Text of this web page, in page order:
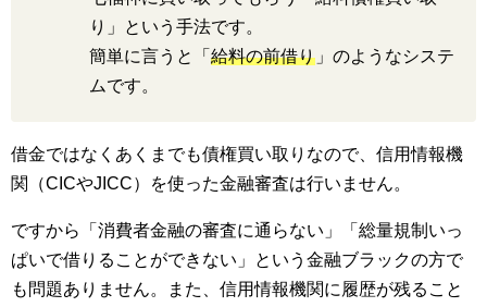
り」という手法です。
簡単に言うと「 給料の前借り 」のようなシステ
ムです。
借金ではなくあくまでも債権買い取りなので、信用情報機
関（CICやJICC）を使った金融審査は行いません。
ですから「消費者金融の審査に通らない」「総量規制いっ
ぱいで借りることができない」という金融ブラックの方で
も問題ありません。また、信用情報機関に履歴が残ること